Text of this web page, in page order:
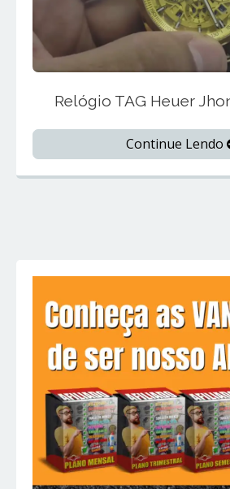
Relógio TAG Heuer
Continue Lendo